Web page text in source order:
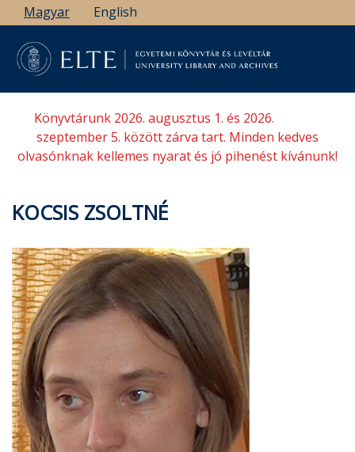
Ugrás
a
tartalomra
Magyar English
Könyvtárunk 2026. augusztus 1. és 2026.
szeptember 5. között zárva tart. Minden kedves
olvasónknak kellemes nyarat és jó pihenést kívánunk!
KOCSIS ZSOLTNÉ